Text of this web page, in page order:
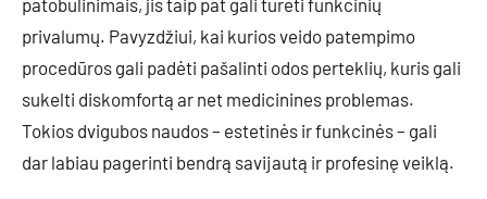
patobulinimais, jis taip pat gali turėti funkcinių
privalumų. Pavyzdžiui, kai kurios veido patempimo
procedūros gali padėti pašalinti odos perteklių, kuris gali
sukelti diskomfortą ar net medicinines problemas.
Tokios dvigubos naudos – estetinės ir funkcinės – gali
dar labiau pagerinti bendrą savijautą ir profesinę veiklą.